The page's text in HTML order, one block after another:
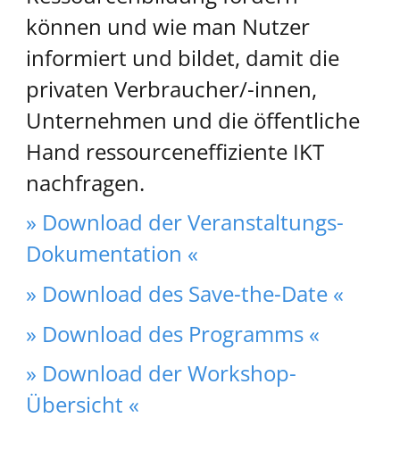
können und wie man Nutzer
informiert und bildet, damit die
privaten Verbraucher/-innen,
Unternehmen und die öffentliche
Hand ressourceneffiziente IKT
nachfragen.
» Download der Veranstaltungs-
Dokumentation «
» Download des Save-the-Date «
» Download des Programms «
» Download der Workshop-
Übersicht «